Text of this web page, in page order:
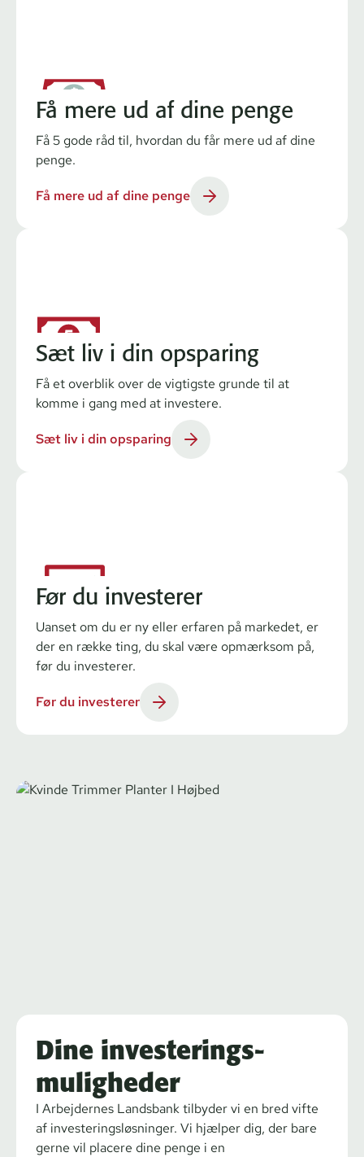
Få mere ud af dine penge
Få 5 gode råd til, hvordan du får mere ud af dine
penge.
Få mere ud af dine penge
Sæt liv i din opsparing
Få et overblik over de vigtigste grunde til at
komme i gang med at investere.
Sæt liv i din opsparing
Før du investerer
Uanset om du er ny eller erfaren på markedet, er
der en række ting, du skal være opmærksom på,
før du investerer.
Før du investerer
Dine investerings-
muligheder
I Arbejdernes Landsbank tilbyder vi en bred vifte
af investeringsløsninger. Vi hjælper dig, der bare
gerne vil placere dine penge i en